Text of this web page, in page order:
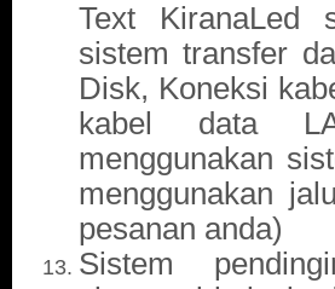
Text KiranaLed
sistem transfer
Disk, Koneksi
kabel data
menggunakan
menggunakan
pesanan anda)
Sistem